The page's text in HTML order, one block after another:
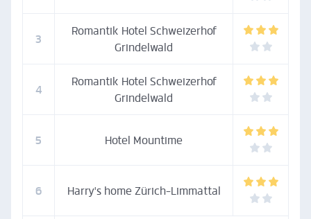
3
Romantik Hotel Schweizerhof
Grindelwald
4
Romantik Hotel Schweizerhof
Grindelwald
5 Hotel Mountime
6 Harry's home Zürich-Limmattal